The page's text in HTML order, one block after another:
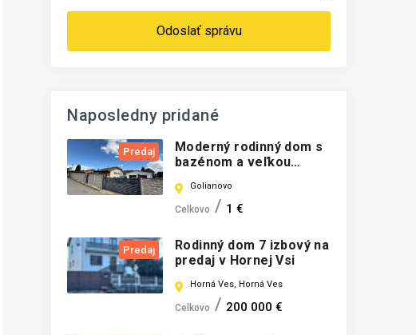
Odoslať správu
Naposledny pridané
Predaj
Moderný rodinný dom s
bazénom a veľkou
REZERVOVANE
Golianovo
Celkovo 1 €
Predaj
Rodinný dom 7 izbový na
predaj v Hornej Vsi
Horná Ves, Horná Ves
Celkovo 200 000 €